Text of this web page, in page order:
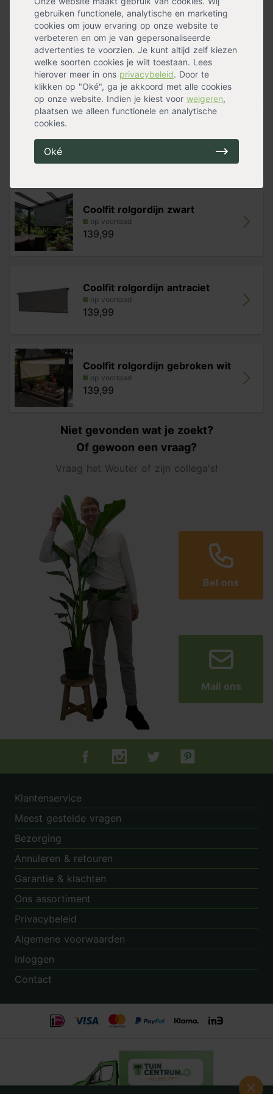
gebruiken functionele, analytische en marketing
cookies om jouw ervaring op onze website te
verbeteren en om je van gepersonaliseerde
advertenties te voorzien. Je kunt altijd zelf kiezen
welke soorten cookies je wilt toestaan. Lees
hierover meer in ons privacybeleid. Door te
klikken op "Oké", ga je akkoord met alle cookies
op onze website. Indien je kiest voor weigeren,
plaatsen we alleen functionele en analytische
cookies.
Oké
- Zeer sterk HTPE geknoopt doek
- Winnaar Innovatieprijs Tuinidee Award
- Bevestiging- en katrollenset in verpakking bijgesloten
- Tot 95% bescherming tegen schadelijke UV stralen
- Geeft verkoeling bij warm weer
- Eenvoudig te reinigen
- Schimmelwerend
- Eenvoudig te installeren
- 5 jaar garantie
Handig voor erbij
Coolfit rolgordijn zand
op voorraad
139,99
Coolfit rolgordijn zwart
op voorraad
139,99
Coolfit rolgordijn antraciet
op voorraad
139,99
Coolfit rolgordijn gebroken wit
op voorraad
139,99
Niet gevonden wat je zoekt?
Of gewoon een vraag?
Vraag het Wouter of zijn collega's!
Bel ons
Mail ons
Tuincentrum.nl op Facebook
Tuincentrum.nl op Instagram
Tuincentrum.nl op Twitter
Tuincentrum.nl op
Klantenservice
Meest gestelde vragen
Bezorging
Annuleren & retouren
Garantie & klachten
Ons assortiment
Privacybeleid
Algemene voorwaarden
Inloggen
Contact